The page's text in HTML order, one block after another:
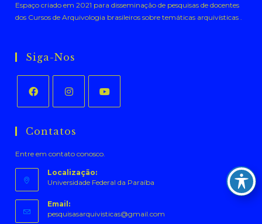
Espaço criado em 2021 para disseminação de pesquisas de docentes
dos Cursos de Arquivologia brasileiros sobre temáticas arquivísticas .
Siga-Nos
em
nova
aba
em
nova
aba
nova
aba
Contatos
Entre em contato conosco.
Localização:
Universidade Federal da Paraíba
Email:
pesquisasarquivisticas@gmail.com